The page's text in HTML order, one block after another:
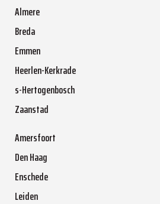
Almere
Breda
Emmen
Heerlen-Kerkrade
s-Hertogenbosch
Zaanstad
Amersfoort
Den Haag
Enschede
Leiden